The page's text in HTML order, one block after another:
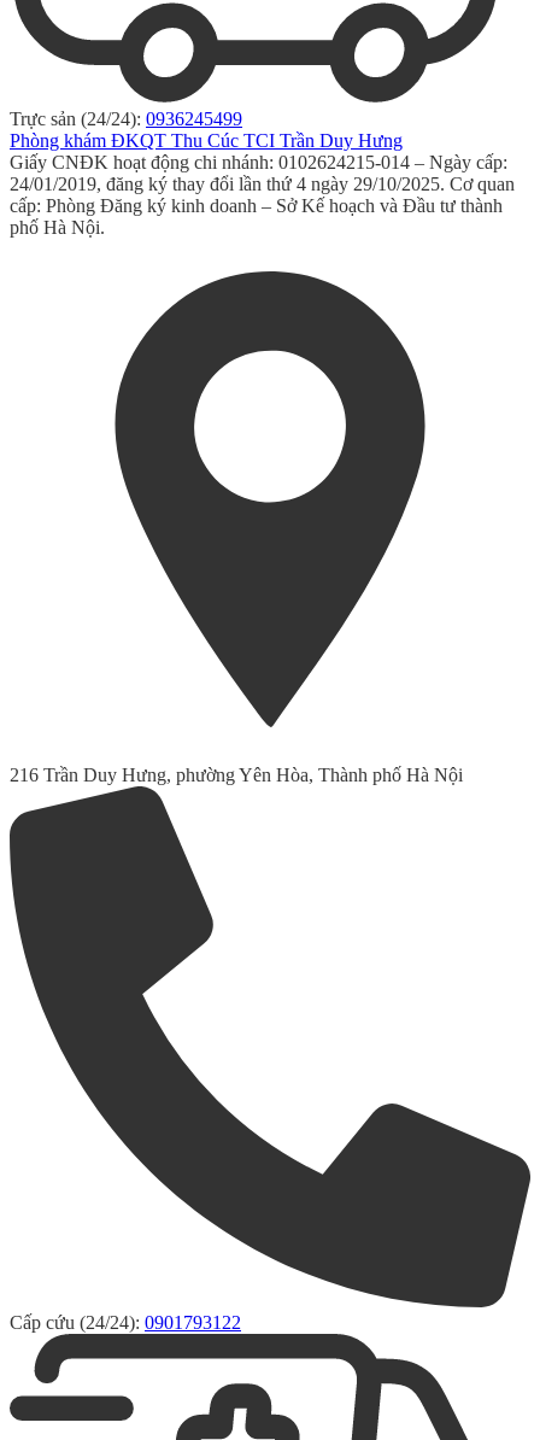
Trực sản (24/24): 0936245499
Phòng khám ĐKQT Thu Cúc TCI Trần Duy Hưng
Giấy CNĐK hoạt động chi nhánh: 0102624215-014 – Ngày cấp:
24/01/2019, đăng ký thay đổi lần thứ 4 ngày 29/10/2025. Cơ quan
cấp: Phòng Đăng ký kinh doanh – Sở Kế hoạch và Đầu tư thành
phố Hà Nội.
216 Trần Duy Hưng, phường Yên Hòa, Thành phố Hà Nội
Cấp cứu (24/24): 0901793122